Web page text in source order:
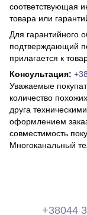
соответствующая
товара или
Для гарантийного
подтверждающий
прилагается к
Консультация:
Уважаемые
количество
друга
оформлением
совместимость
Многоканальный
+38044